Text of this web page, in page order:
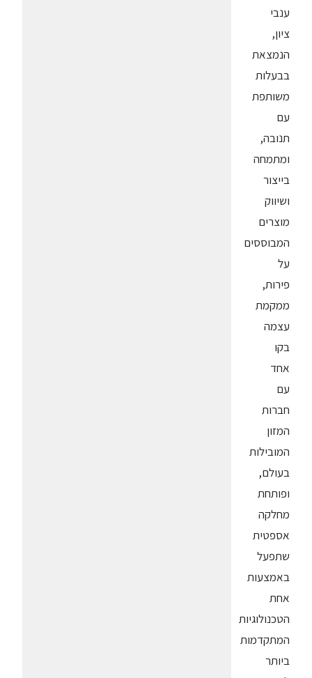
ענבי
ציון,
הנמצאת
בבעלות
משותפת
עם
תנובה,
ומתמחה
בייצור
ושיווק
מוצרים
המבוססים
על
פירות,
ממקמת
עצמה
בקו
אחד
עם
חברות
המזון
המובילות
בעולם,
ופותחת
מחלקה
אספטית
שתפעל
באמצעות
אחת
הטכנולוגיות
המתקדמות
ביותר